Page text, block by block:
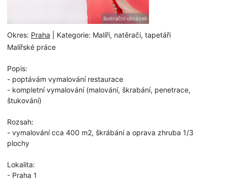
Okres: Praha | Kategorie: Malíři, natěrači, tapetáři
Malířské práce
Popis:
- poptávám vymalování restaurace
- kompletní vymalování (malování, škrabání, penetrace,
štukování)
Rozsah:
- vymalování cca 400 m2, škrábání a oprava zhruba 1/3
plochy
Lokalita:
- Praha 1
ilustrační obrázek